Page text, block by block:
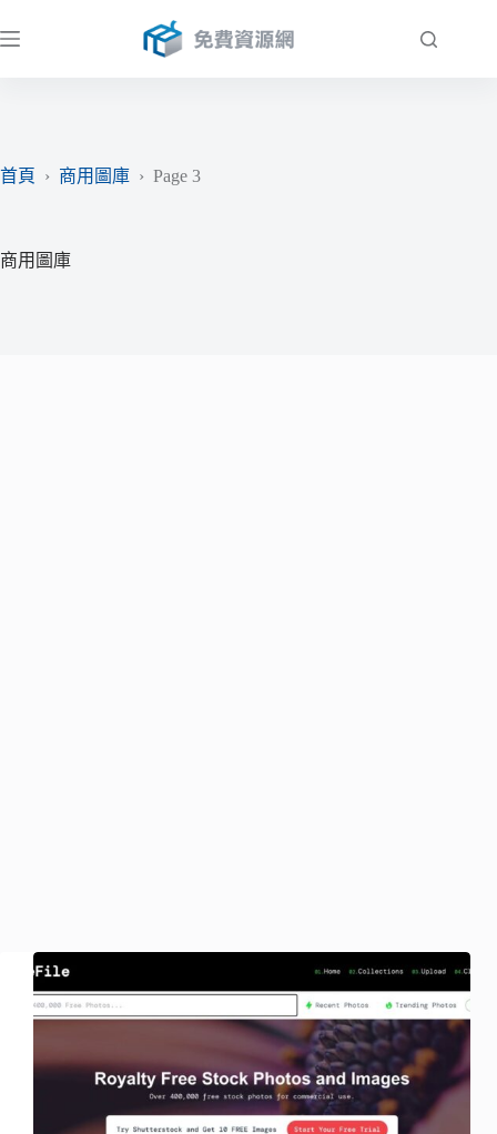
至
首頁
› 商用圖庫 › Page 3
商用圖庫